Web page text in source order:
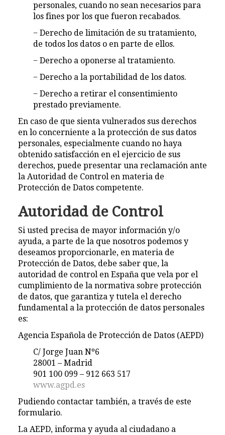
personales, cuando no sean necesarios para
los fines por los que fueron recabados.
− Derecho de limitación de su tratamiento,
de todos los datos o en parte de ellos.
− Derecho a oponerse al tratamiento.
− Derecho a la portabilidad de los datos.
− Derecho a retirar el consentimiento
prestado previamente.
En caso de que sienta vulnerados sus derechos
en lo concerniente a la protección de sus datos
personales, especialmente cuando no haya
obtenido satisfacción en el ejercicio de sus
derechos, puede presentar una reclamación ante
la Autoridad de Control en materia de
Protección de Datos competente.
Autoridad de Control
Si usted precisa de mayor información y/o
ayuda, a parte de la que nosotros podemos y
deseamos proporcionarle, en materia de
Protección de Datos, debe saber que, la
autoridad de control en España que vela por el
cumplimiento de la normativa sobre protección
de datos, que garantiza y tutela el derecho
fundamental a la protección de datos personales
es:
Agencia Española de Protección de Datos (AEPD)
C/ Jorge Juan Nº6
28001 – Madrid
901 100 099 – 912 663 517
www.agpd.es
Pudiendo contactar también, a través de este
formulario.
La AEPD, informa y ayuda al ciudadano a